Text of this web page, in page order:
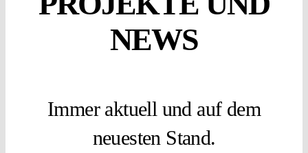
NEWS
Immer aktuell und auf dem
neuesten Stand.